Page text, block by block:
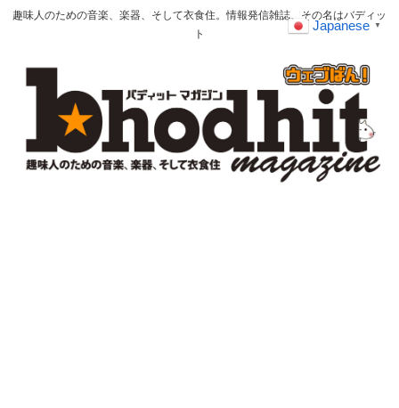
趣味人のための音楽、楽器、そして衣食住。情報発信雑誌、その名はバディッ
ト
Japanese ▼